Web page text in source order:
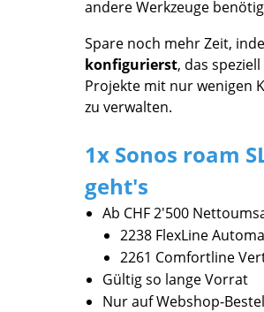
andere Werkzeuge
Spare noch mehr Zeit,
konfigurierst, das
Projekte mit nur wenigen
zu verwalten.
1x Sonos roam
geht's
Ab CHF 2'500
2238 FlexLine
2261 Comfortline
Gültig so lange Vorrat
Nur auf Webshop-